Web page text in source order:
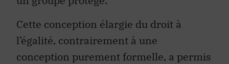
Cette conception élargie du droit à
l’égalité, contrairement à une
conception purement formelle, a permis